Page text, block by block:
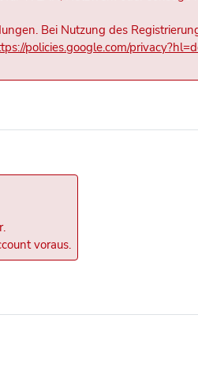
Bei Nutzung des
policies.google.com/
voraus.